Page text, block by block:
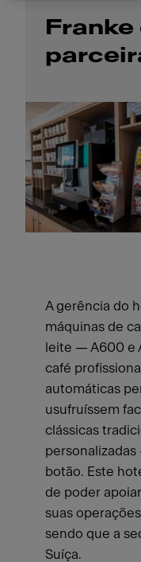
A gerência do
máquinas de
leite — A600 e
café
automáticas
usufruíssem
clássicas
botão. Este
de poder
suas
sendo que a
Suíça.